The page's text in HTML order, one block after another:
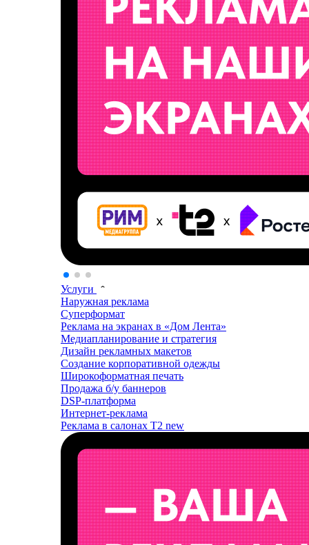
Услуги
Наружная реклама
Суперформат
Реклама на экранах в «Дом Лента»
Медиапланирование и стратегия
Дизайн рекламных макетов
Создание корпоративной одежды
Широкоформатная печать
Продажа б/у баннеров
DSP-платформа
Интернет-реклама
Реклама в салонах T2 new